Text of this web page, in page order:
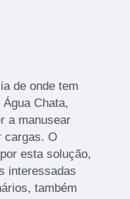
de onde tem
Chata,
a manusear
cargas. O
esta solução,
interessadas
também